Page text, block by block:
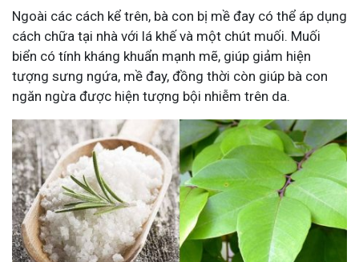
Ngoài các cách kể trên, bà con bị mề đay có thể áp dụng
cách chữa tại nhà với lá khế và một chút muối. Muối
biển có tính kháng khuẩn mạnh mẽ, giúp giảm hiện
tượng sưng ngứa, mề đay, đồng thời còn giúp bà con
ngăn ngừa được hiện tượng bội nhiễm trên da.